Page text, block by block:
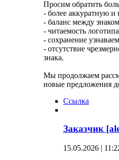
Просим обратить
- более аккуратную
- баланс между
- читаемость
- сохранение
- отсутствие
знака.
Мы продолжаем
новые предложения
Ссылка
Заказчик
15.05.2026 |